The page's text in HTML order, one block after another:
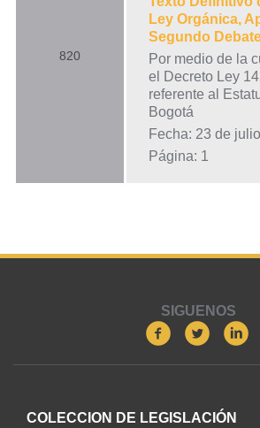
820
Ley Orgánica,
Segundo
Por medio de la
el Decreto Ley
referente al
Bogotá
Fecha: 23 de
Página: 1
SIGUENOS
COLECCION DE LEGISLACIÓN